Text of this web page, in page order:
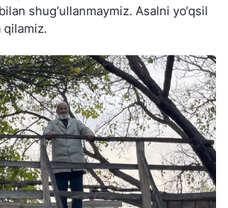
shug‘ullanmaymiz. Asalni yo‘qsil
qilamiz.